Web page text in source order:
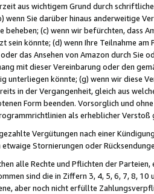
aus wichtigem Grund durch
wenn Sie darüber hinaus anderweitige
beheben; (c) wenn wir befürchten,
sein könnte; (d) wenn Ihre Teilnahme
das Ansehen von Amazon durch
mit dieser Vereinbarung oder den
könnte; (g) wenn wir diese
in der Vergangenheit, gleich aus
Form beenden. Vorsorglich und
als erheblicher Verstoß
Vergütungen nach einer
Stornierungen oder
alle Rechte und Pflichten der
sind die in Ziffern 3, 4, 5, 6, 7, 8,
aber noch nicht erfüllte